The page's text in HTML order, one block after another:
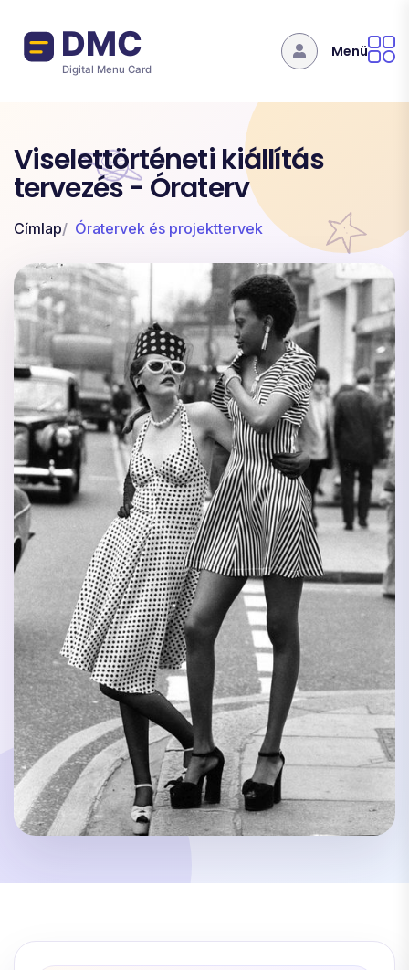
Menü
Viselettörténeti kiállítás
tervezés - Óraterv
Címlap Óratervek és projekttervek